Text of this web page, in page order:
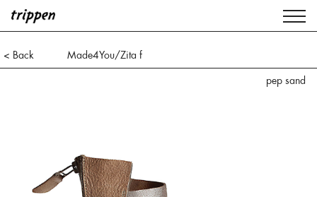
< Back
Made4You/Zita f
pep sand